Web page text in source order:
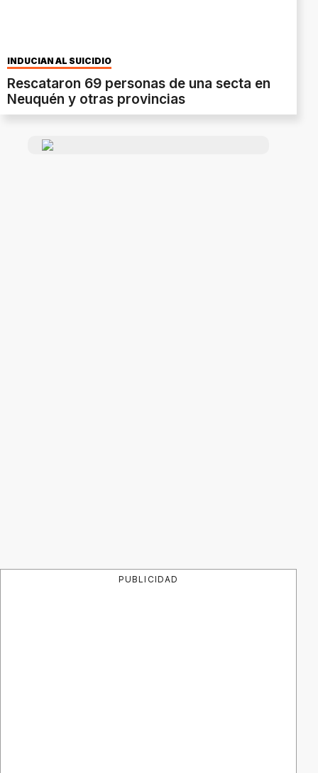
INDUCÍAN AL SUICIDIO
Rescataron 69 personas de una secta en
Neuquén y otras provincias
PUBLICIDAD